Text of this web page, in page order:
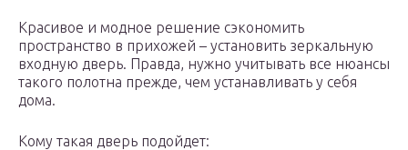
Красивое и модное решение сэкономить
пространство в прихожей – установить зеркальную
входную дверь. Правда, нужно учитывать все нюансы
такого полотна прежде, чем устанавливать у себя
дома.
Кому такая дверь подойдет: